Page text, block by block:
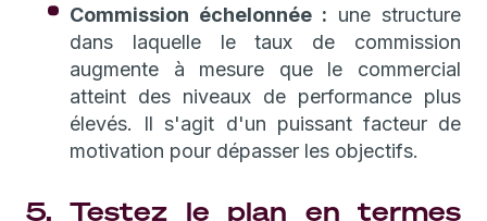
Commission échelonnée : une structure
dans laquelle le taux de commission
augmente à mesure que le commercial
atteint des niveaux de performance plus
élevés. Il s'agit d'un puissant facteur de
motivation pour dépasser les objectifs.
5. Testez le plan en termes